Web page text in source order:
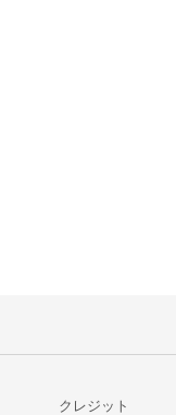
クレジット